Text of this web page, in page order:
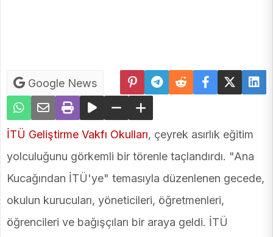
Google News
İTÜ Geliştirme Vakfı Okulları, çeyrek asırlık eğitim
yolculuğunu görkemli bir törenle taçlandırdı. "Ana
Kucağından İTÜ'ye" temasıyla düzenlenen gecede,
okulun kurucuları, yöneticileri, öğretmenleri,
öğrencileri ve bağışçıları bir araya geldi. İTÜ